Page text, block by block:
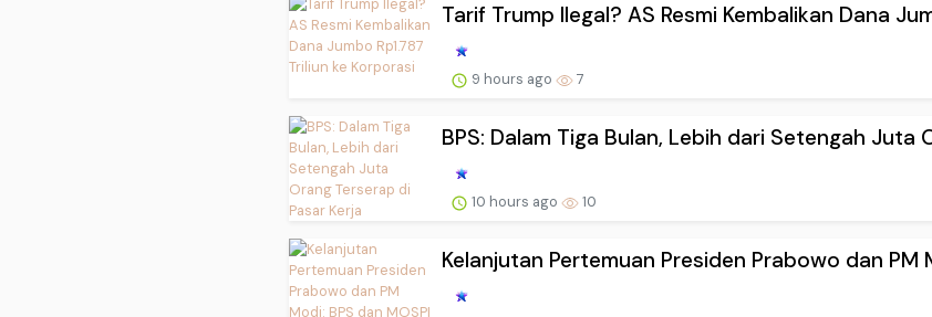
Tarif Trump Ilegal? AS Resmi Kembalikan Dana
9 hours ago 7
BPS: Dalam Tiga Bulan, Lebih dari Setengah Juta
10 hours ago 10
Kelanjutan Pertemuan Presiden Prabowo dan PM